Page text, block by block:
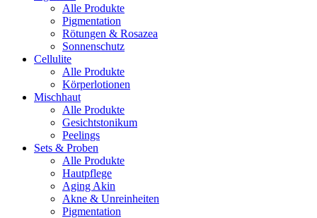
Alle Produkte
Pigmentation
Rötungen & Rosazea
Sonnenschutz
Cellulite
Alle Produkte
Körperlotionen
Mischhaut
Alle Produkte
Gesichtstonikum
Peelings
Sets & Proben
Alle Produkte
Hautpflege
Aging Akin
Akne & Unreinheiten
Pigmentation